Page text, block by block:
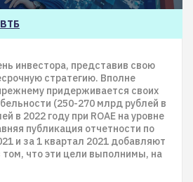
ВТБ
инвестора, представив свою
стратегию. Вполне
придерживается своих
(250-270 млрд рублей в
в 2022 году при ROAE на уровне
публикация отчетности по
и за 1 квартал 2021 добавляют
том, что эти цели выполнимы, на